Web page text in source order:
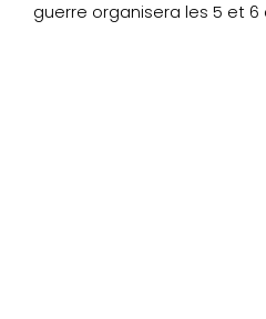
guerre organisera les 5 et 6